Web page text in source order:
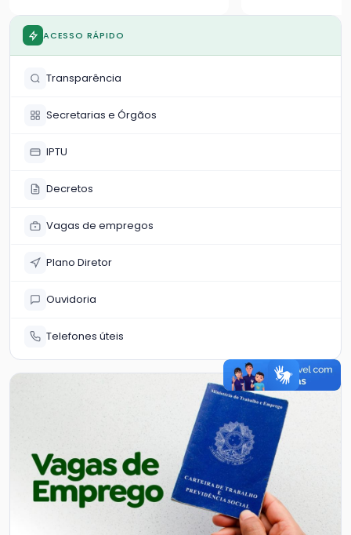
atividades da
ACESSO RÁPIDO
Transparência
Secretarias e Órgãos
IPTU
Decretos
Vagas de empregos
Plano Diretor
Ouvidoria
Telefones úteis